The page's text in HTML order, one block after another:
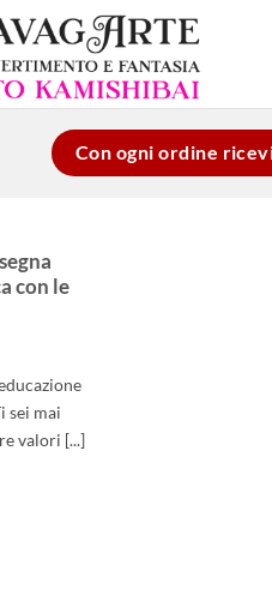
Con ogni ordine
con le
sei mai
valori [...]